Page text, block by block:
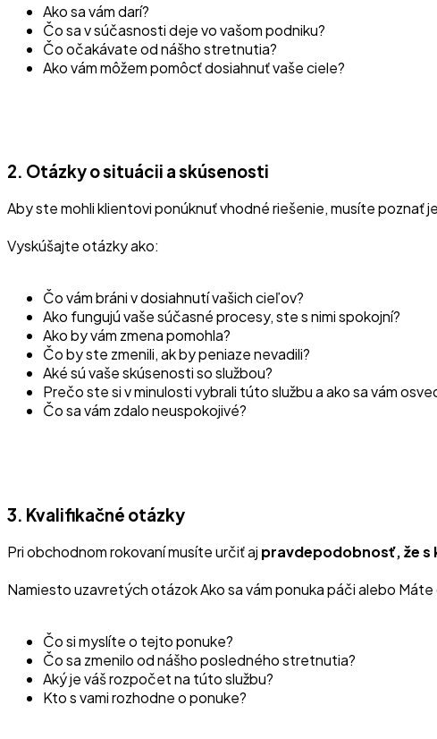
Ako sa vám darí?
Čo sa v súčasnosti deje vo vašom podniku?
Čo očakávate od nášho stretnutia?
Ako vám môžem pomôcť dosiahnuť vaše ciele?
2. Otázky o situácii a skúsenosti
Aby ste mohli klientovi ponúknuť vhodné riešenie, musíte poznať
Vyskúšajte otázky ako:
Čo vám bráni v dosiahnutí vašich cieľov?
Ako fungujú vaše súčasné procesy, ste s nimi spokojní?
Ako by vám zmena pomohla?
Čo by ste zmenili, ak by peniaze nevadili?
Aké sú vaše skúsenosti so službou?
Prečo ste si v minulosti vybrali túto službu a ako sa vám
Čo sa vám zdalo neuspokojivé?
3. Kvalifikačné otázky
Pri obchodnom rokovaní musíte určiť aj pravdepodobnosť, že
Namiesto uzavretých otázok Ako sa vám ponuka páči alebo
Čo si myslíte o tejto ponuke?
Čo sa zmenilo od nášho posledného stretnutia?
Aký je váš rozpočet na túto službu?
Kto s vami rozhodne o ponuke?